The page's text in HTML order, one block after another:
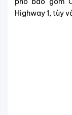
Highway 1, tùy